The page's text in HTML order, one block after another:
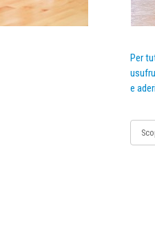
Per
e